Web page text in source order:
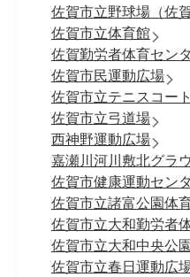
佐賀市立野球場（佐
佐賀市立体育館
佐賀勤労者体育セン
佐賀市民運動広場
佐賀市立テニスコート
佐賀市立弓道場
西神野運動広場
嘉瀬川河川敷北グラ
佐賀市健康運動セン
佐賀市立諸富公園体
佐賀市立大和勤労者
佐賀市立大和中央公
佐賀市立春日運動広